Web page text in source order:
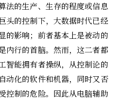
法的生产、生存的程度或信息
头的控制下，大数据时代已经
的影响；前者基本上是被动的
内行的首脑。然而，这二者都
智能拥有者操纵，从控制论的
动化的软件和机器，同时又否
控制的危险。因此从电脑辅助